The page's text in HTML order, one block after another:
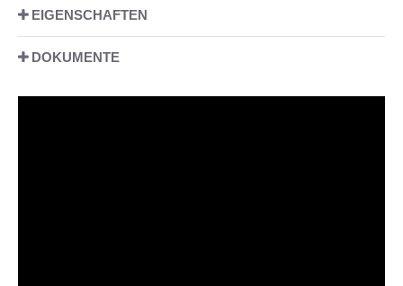
EIGENSCHAFTEN
DOKUMENTE